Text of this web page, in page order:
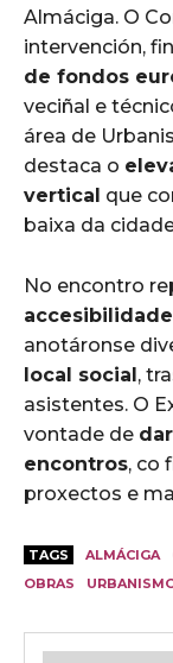
Almáciga. O
intervención,
de fondos
veciñal e
área de
destaca o
vertical que
baixa da
No encontro
anotáronse
local social,
asistentes. O
vontade de
encontros, co
proxectos e
TAGS ALMÁCIGA
OBRAS